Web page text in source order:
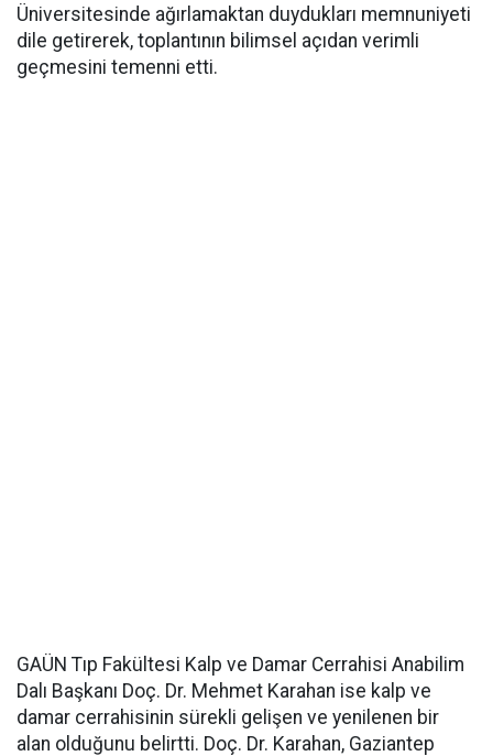
Üniversitesinde ağırlamaktan duydukları memnuniyeti
dile getirerek, toplantının bilimsel açıdan verimli
geçmesini temenni etti.
GAÜN Tıp Fakültesi Kalp ve Damar Cerrahisi Anabilim
Dalı Başkanı Doç. Dr. Mehmet Karahan ise kalp ve
damar cerrahisinin sürekli gelişen ve yenilenen bir
alan olduğunu belirtti. Doç. Dr. Karahan, Gaziantep